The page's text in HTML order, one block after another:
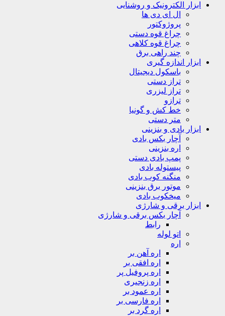
ابزار الکترونیک و روشنایی
ال ای دی ها
پروژوکتور
چراغ قوه دستی
چراغ قوه کلاهی
چند راهی برق
ابزار اندازه گیری
باسکول دیجیتال
تراز دستی
تراز لیزری
ترازو
خط کش و گونیا
متر دستی
ابزار بادی و بنزینی
آچار بکس بادی
اره بنزینی
پمپ بادی دستی
پیستوله بادی
منگنه کوب بادی
موتور برق بنزینی
میخکوب بادی
ابزار برقی و شارژی
آچار بکس برقی و شارژی
رابط
اتو لوله
اره
اره آهن بر
اره افقی بر
اره پروفیل پر
اره زنجیری
اره عمود بر
اره فارسی بر
اره گرد بر